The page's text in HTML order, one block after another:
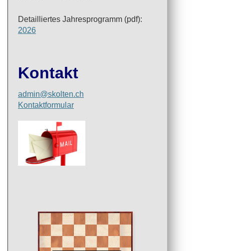
Detailliertes Jahresprogramm (pdf):
2026
Kontakt
admin@skolten.ch
Kontaktformular